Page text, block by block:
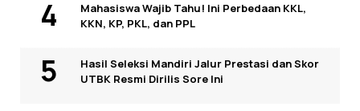
Mahasiswa Wajib Tahu! Ini Perbedaan KKL,
KKN, KP, PKL, dan PPL
Hasil Seleksi Mandiri Jalur Prestasi dan Skor
UTBK Resmi Dirilis Sore Ini